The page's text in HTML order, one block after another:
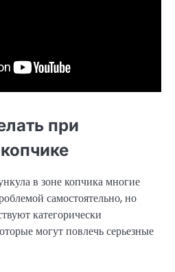
при
в зоне копчика многие
самостоятельно, но
категорически
могут повлечь серьезные